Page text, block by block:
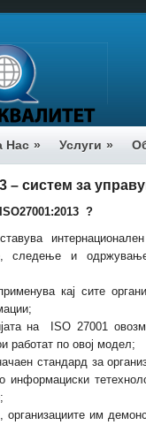
Нас » Услуги »
– систем за
?
следење и
кај сите
на ISO 27001
работат по овој модел;
стандард за
информациски
им